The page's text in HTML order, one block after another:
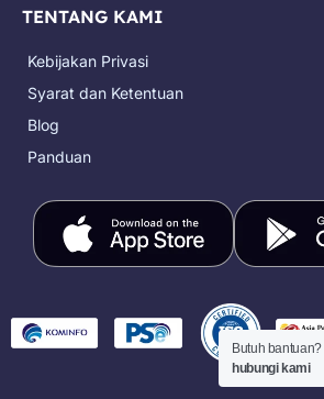
TENTANG KAMI
Kebijakan Privasi
Syarat dan Ketentuan
Blog
Panduan
Butuh bantuan?
hubungi kami